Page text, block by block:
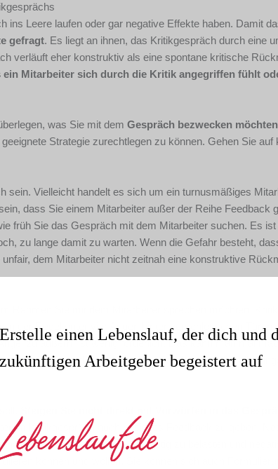
ins Leere laufen oder gar negative Effekte haben. Damit
gefragt. Es liegt an ihnen, das Kritikgespräch durch eine
verläuft eher konstruktiv als eine spontane kritische
ein Mitarbeiter sich durch die Kritik angegriffen fühlt
was Sie mit dem Gespräch bezwecken möchten
Strategie zurechtlegen zu können. Gehen Sie auf
sein. Vielleicht handelt es sich um ein turnusmäßiges
dass Sie einem Mitarbeiter außer der Reihe Feedback
früh Sie das Gespräch mit dem Mitarbeiter suchen. Es
zu lange damit zu warten. Wenn die Gefahr besteht,
dem Mitarbeiter nicht zeitnah eine konstruktive
Rahmen Sie mit dem Mitarbeiter sprechen möchten.
in der Regel unter vier Augen hinter verschlossenen Türen.
zu äußern, ist wenig förderlich. Das kann man mal
ist, dass das Gespräch länger dauert, sollte
im Kritikgespräch auch positives Feedback zu geben.
zum Mitarbeiter nicht unnötig zu belasten und
können und wollen. Sie können sich auch
Erstelle einen Lebenslauf, der dich und
zukünftigen Arbeitgeber begeistert auf